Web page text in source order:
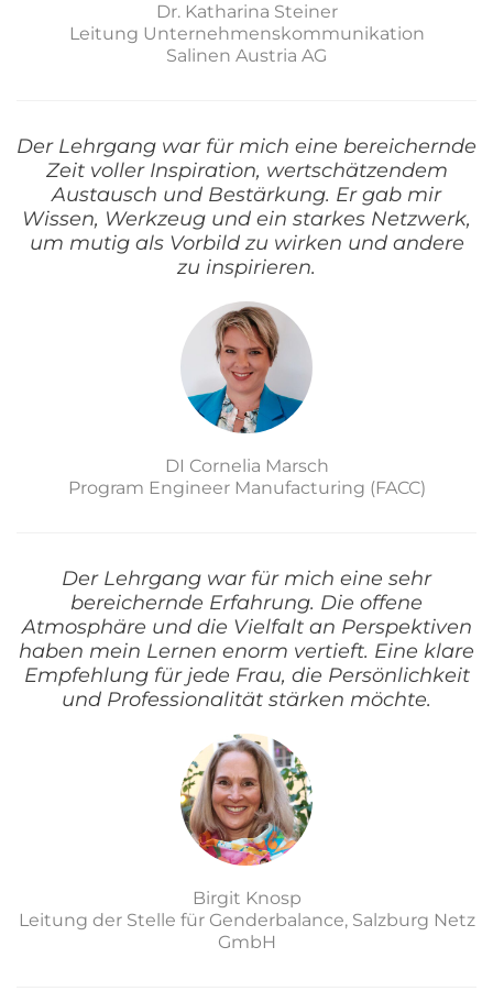
Dr. Katharina Steiner
Leitung Unternehmenskommunikation
Salinen Austria AG
Der Lehrgang war für mich eine bereichernde
Zeit voller Inspiration, wertschätzendem
Austausch und Bestärkung. Er gab mir
Wissen, Werkzeug und ein starkes Netzwerk,
um mutig als Vorbild zu wirken und andere
zu inspirieren.
DI Cornelia Marsch
Program Engineer Manufacturing (FACC)
Der Lehrgang war für mich eine sehr
bereichernde Erfahrung. Die offene
Atmosphäre und die Vielfalt an Perspektiven
haben mein Lernen enorm vertieft. Eine klare
Empfehlung für jede Frau, die Persönlichkeit
und Professionalität stärken möchte.
Birgit Knosp
Leitung der Stelle für Genderbalance, Salzburg Netz
GmbH